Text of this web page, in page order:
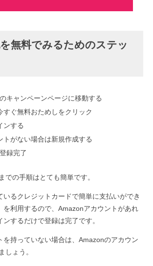
無料でみるためのステッ
キャンペーンページに移動する
すぐ無料おためしをクリック
ンする
トがない場合は新規作成する
録完了
での手順はとても簡単です。
いるクレジットカードで簡単に支払いができ
を利用するので、Amazonアカウントがあれ
するだけで登録は完了です。
を持っていない場合は、Amazonのアカウン
しょう。